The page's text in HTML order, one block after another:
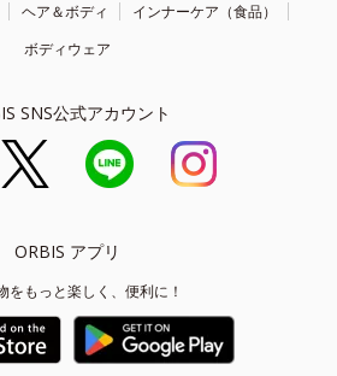
ヘア＆ボディ
インナーケア（食品）
ボディウェア
SNS公式アカウント
ORBIS アプリ
をもっと楽しく、便利に！